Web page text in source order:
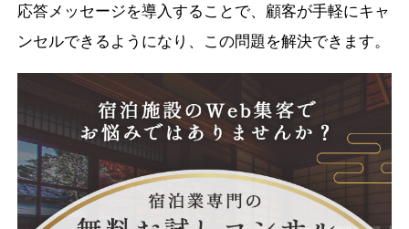
応答メッセージを導入することで、顧客が手軽にキャ
ンセルできるようになり、この問題を解決できます。